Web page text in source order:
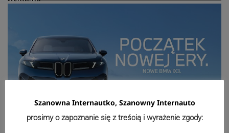
Szanowna Internautko, Szanowny Internauto
prosimy o zapoznanie się z treścią i wyrażenie zgody: